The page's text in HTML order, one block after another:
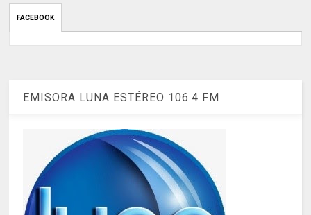
FACEBOOK
EMISORA LUNA ESTÉREO 106.4 FM